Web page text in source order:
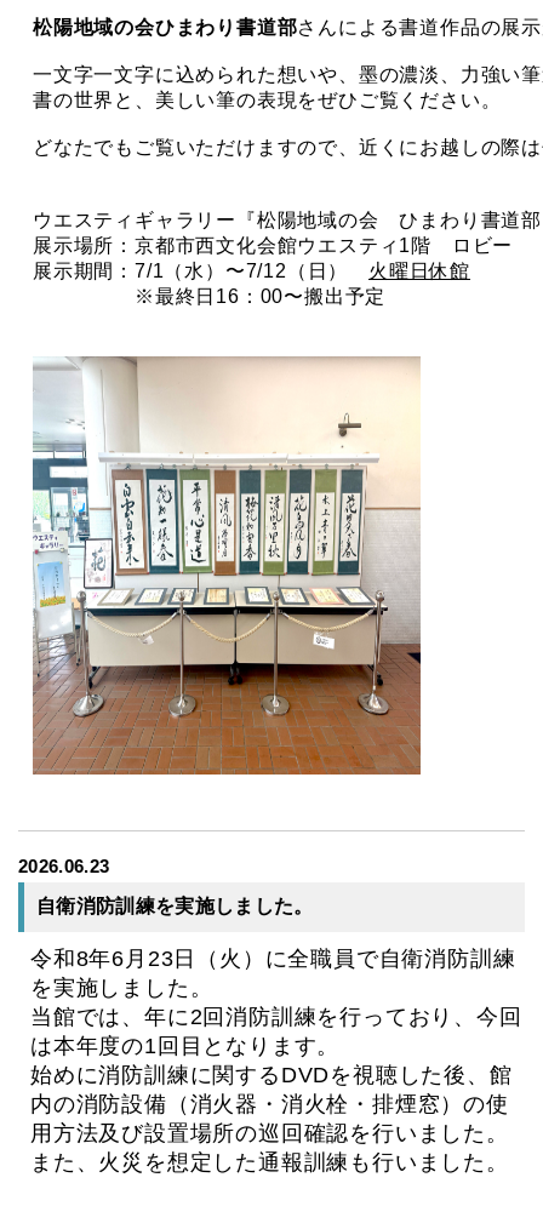
松陽地域の会ひまわり書道部さんによる書道作品の展
一文字一文字に込められた想いや、墨の濃淡、力強い
書の世界と、美しい筆の表現をぜひご覧ください。
どなたでもご覧いただけますので、近くにお越しの際
ウエスティギャラリー『松陽地域の会 ひまわり書道
展示場所：京都市西文化会館ウエスティ1階 ロビー
展示期間：7/1（水）〜7/12（日） 火曜日休館
※最終日16：00〜搬出予定
2026.06.23
自衛消防訓練を実施しました。
令和8年6月23日（火）に全職員で自衛消防訓練
を実施しました。
当館では、年に2回消防訓練を行っており、今回
は本年度の1回目となります。
始めに消防訓練に関するDVDを視聴した後、館
内の消防設備（消火器・消火栓・排煙窓）の使
用方法及び設置場所の巡回確認を行いました。
また、火災を想定した通報訓練も行いました。